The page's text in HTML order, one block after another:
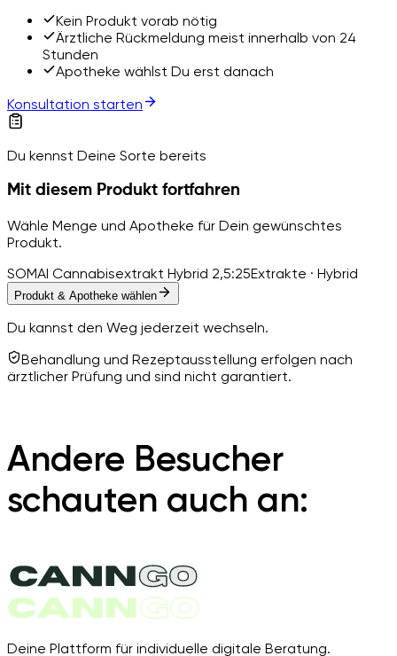
Kein Produkt vorab nötig
Ärztliche Rückmeldung meist innerhalb von 24
Stunden
Apotheke wählst Du erst danach
Konsultation starten
Du kennst Deine Sorte bereits
Mit diesem Produkt fortfahren
Wähle Menge und Apotheke für Dein gewünschtes
Produkt.
SOMAI Cannabisextrakt Hybrid 2,5:25Extrakte · Hybrid
Produkt & Apotheke wählen
Du kannst den Weg jederzeit wechseln.
Behandlung und Rezeptausstellung erfolgen nach
ärztlicher Prüfung und sind nicht garantiert.
Andere Besucher
schauten auch an:
Deine Plattform für individuelle digitale Beratung.